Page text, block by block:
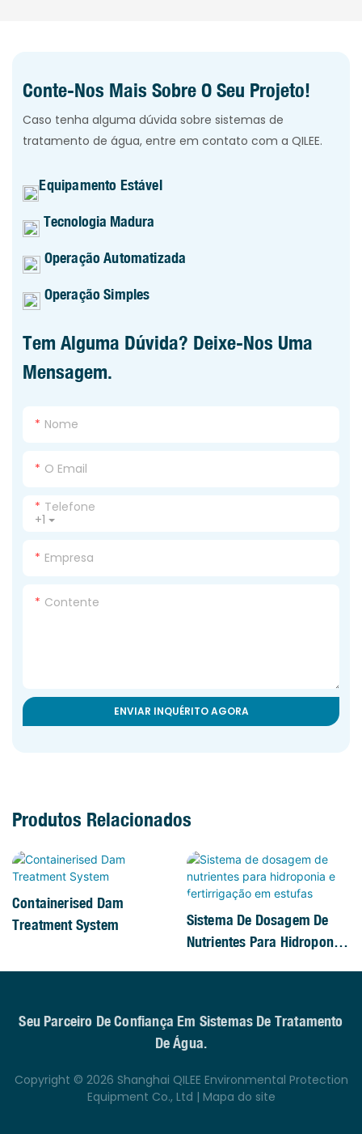
Conte-Nos Mais Sobre O Seu Projeto!
Caso tenha alguma dúvida sobre sistemas de
tratamento de água, entre em contato com a QILEE.
Equipamento Estável
Tecnologia Madura
Operação Automatizada
Operação Simples
Tem Alguma Dúvida? Deixe-Nos Uma
Mensagem.
Nome
O Email
+1
Telefone
Empresa
Contente
ENVIAR INQUÉRITO AGORA
Produtos Relacionados
Containerised Dam
Treatment System
Sistema De Dosagem De
Nutrientes Para Hidroponia
Seu Parceiro De Confiança Em Sistemas De Tratamento
De Água.
Copyright © 2026 Shanghai QILEE Environmental Protection
Equipment Co., Ltd | Mapa do site